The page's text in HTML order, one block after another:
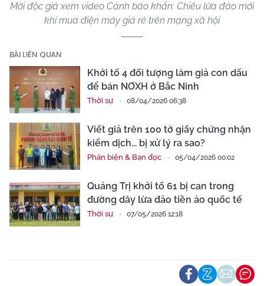
Mời độc giả xem video Cảnh báo khẩn: Chiêu lừa đảo mới
khi mua điện máy giá rẻ trên mạng xã hội
BÀI LIÊN QUAN
Khởi tố 4 đối tượng làm giả con dấu
để bán NƠXH ở Bắc Ninh
Thời sự 08/04/2026 06:38
Viết giả trên 100 tờ giấy chứng nhận
kiểm dịch... bị xử lý ra sao?
Phản biện & Bạn đọc 05/04/2026 00:02
Quảng Trị khởi tố 61 bị can trong
đường dây lừa đảo tiền ảo quốc tế
Thời sự 07/05/2026 12:18